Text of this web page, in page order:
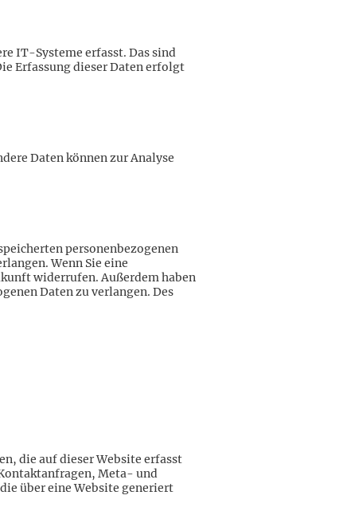
IT-Systeme erfasst. Das sind
Erfassung dieser Daten erfolgt
Daten können zur Analyse
personenbezogenen
Wenn Sie eine
widerrufen. Außerdem haben
Daten zu verlangen. Des
die auf dieser Website erfasst
Meta- und
über eine Website generiert